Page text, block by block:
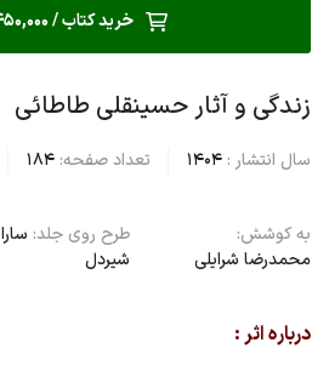
خرید کتاب / 450,000 تومان
زندگی و آثار حسینقلی طاطائی
سال انتشار : 1404 تعداد صفحه: 184
به کوشش:
محمدرضا شرایلی
طرح روی جلد: سارا
شیردل
درباره اثر :